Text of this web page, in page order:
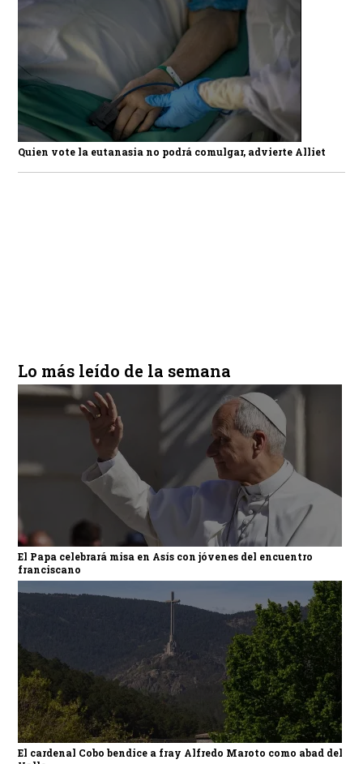
Quien vote la eutanasia no podrá comulgar, advierte Alliet
Lo más leído de la semana
El Papa celebrará misa en Asís con jóvenes del encuentro
franciscano
El cardenal Cobo bendice a fray Alfredo Maroto como abad del